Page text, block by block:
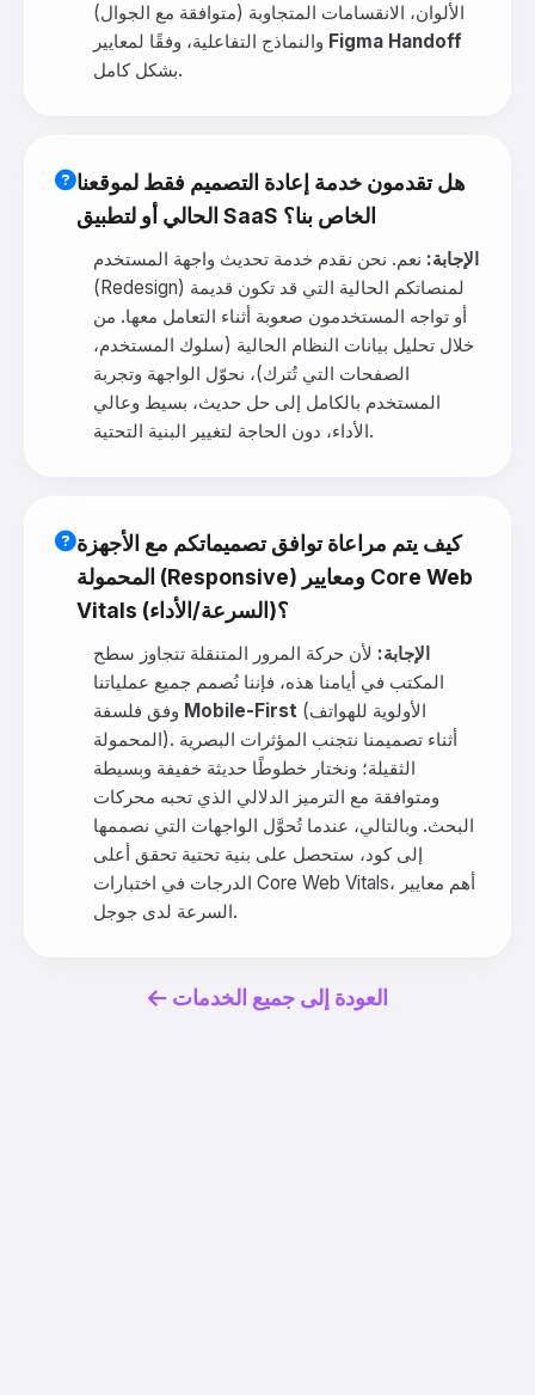
الألوان، الانقسامات المتجاوبة (متوافقة مع الجوال)
Figma Handoff
بشكل كامل.
هل تقدمون خدمة إعادة التصميم فقط لموقعنا
الحالي أو لتطبيق SaaS الخاص بنا؟
الإجابة: نعم. نحن نقدم خدمة تحديث واجهة المستخدم
(Redesign) لمنصاتكم الحالية التي قد تكون قديمة
أو تواجه المستخدمون صعوبة أثناء التعامل معها. من
خلال تحليل بيانات النظام الحالية (سلوك المستخدم،
الصفحات التي تُترك)، نحوّل الواجهة وتجربة
المستخدم بالكامل إلى حل حديث، بسيط وعالي
الأداء، دون الحاجة لتغيير البنية التحتية.
كيف يتم مراعاة توافق تصميماتكم مع الأجهزة
المحمولة (Responsive) ومعايير Core Web
Vitals (السرعة/الأداء)؟
الإجابة: لأن حركة المرور المتنقلة تتجاوز سطح
المكتب في أيامنا هذه، فإننا نُصمم جميع عملياتنا
Mobile-First (الأولوية للهواتف
المحمولة). أثناء تصميمنا نتجنب المؤثرات البصرية
الثقيلة؛ ونختار خطوطًا حديثة خفيفة وبسيطة
ومتوافقة مع الترميز الدلالي الذي تحبه محركات
البحث. وبالتالي، عندما تُحوَّل الواجهات التي نصممها
إلى كود، ستحصل على بنية تحتية تحقق أعلى
الدرجات في اختبارات Core Web Vitals، أهم معايير
السرعة لدى جوجل.
العودة إلى جميع الخدمات